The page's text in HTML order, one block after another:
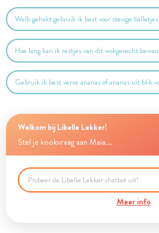
Welk gehakt gebruik ik best voor stevige
Hoe lang kan ik restjes van dit wokgerecht
Gebruik ik best verse ananas of ananas uit blik
Welkom bij Libelle Lekker!
Stel je kookvraag aan Maia...
Meer info